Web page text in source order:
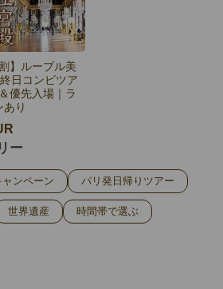
】ルーブル美
日コンビツア
優先入場｜ラ
あり
ー
ャンペーン パリ発日帰りツアー
世界遺産 時間帯で選ぶ